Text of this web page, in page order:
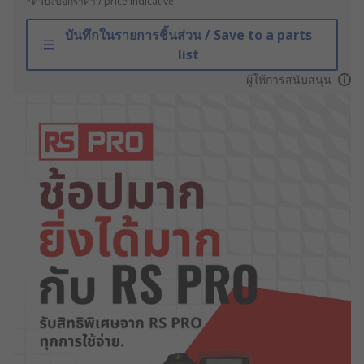
บันทึกในรายการชิ้นส่วน / Save to a parts
list
ผู้ให้การสนับสนุน